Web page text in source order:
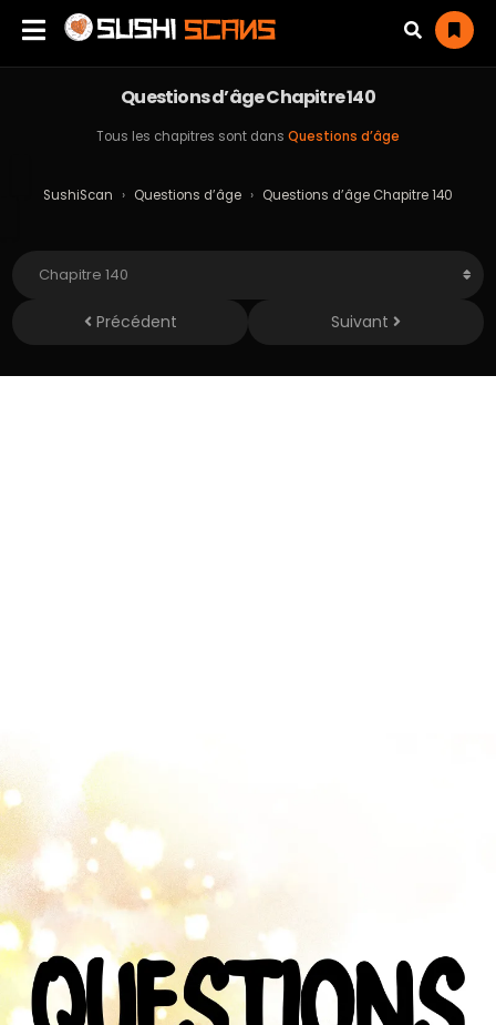
Questions d’âge Chapitre 140
Tous les chapitres sont dans Questions d’âge
SushiScan › Questions d’âge › Questions d’âge Chapitre 140
Précédent Suivant